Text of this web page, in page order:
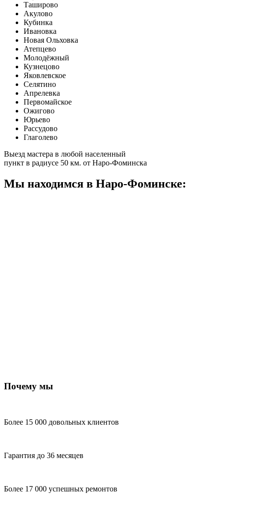
Таширово
Акулово
Кубинка
Ивановка
Новая Ольховка
Атепцево
Молодёжный
Кузнецово
Яковлевское
Селятино
Апрелевка
Первомайское
Ожигово
Юрьево
Рассудово
Глаголево
Выезд мастера в любой населенный
пункт в радиусе 50 км. от Наро-Фоминска
Мы находимся в Наро-Фоминске:
Почему мы
Более 15 000 довольных клиентов
Гарантия до 36 месяцев
Более 17 000 успешных ремонтов